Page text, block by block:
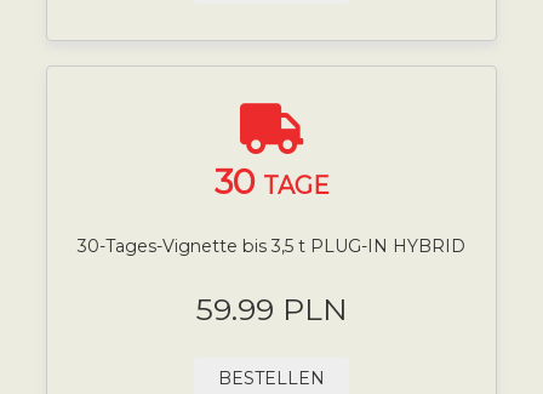
30 TAGE
30-Tages-Vignette bis 3,5 t PLUG-IN HYBRID
59.99 PLN
BESTELLEN